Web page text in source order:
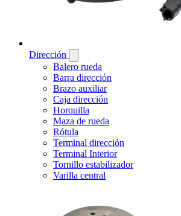
Dirección
Balero rueda
Barra dirección
Brazo auxiliar
Caja dirección
Horquilla
Maza de rueda
Rótula
Terminal dirección
Terminal Interior
Tornillo estabilizador
Varilla central